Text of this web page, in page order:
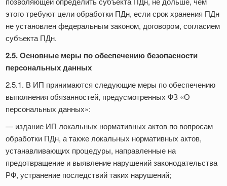
этого требуют цели обработки ПДн, если срок хранения ПДн
не установлен федеральным законом, договором, согласием
субъекта ПДн.
2.5. Основные меры по обеспечению безопасности
персональных данных
2.5.1. В ИП принимаются следующие меры по обеспечению
выполнения обязанностей, предусмотренных ФЗ «О
персональных данных»:
— издание ИП локальных нормативных актов по вопросам
обработки ПДн, а также локальных нормативных актов,
устанавливающих процедуры, направленные на
предотвращение и выявление нарушений законодательства
РФ, устранение последствий таких нарушений;